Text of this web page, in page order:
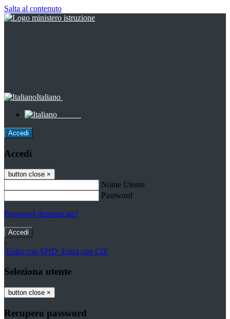
Salta al contenuto
Italiano
Accedi
Accedi
button close ×
Nome Utente
Password
Password dimenticata?
-
Entra con SPID Entra con CIE
Seleziona utente
button close ×
Recupero password